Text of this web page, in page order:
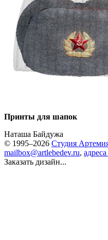
Принты для шапок
Наташа Байдужа
© 1995–2026 Студия
mailbox@artlebedev.ru,
Заказать дизайн...